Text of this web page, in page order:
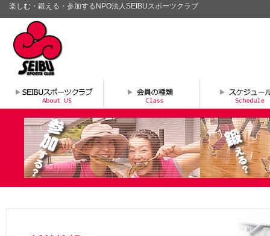
楽しむ・鍛える・参加するNPO法人SEIBUスポーツクラブ